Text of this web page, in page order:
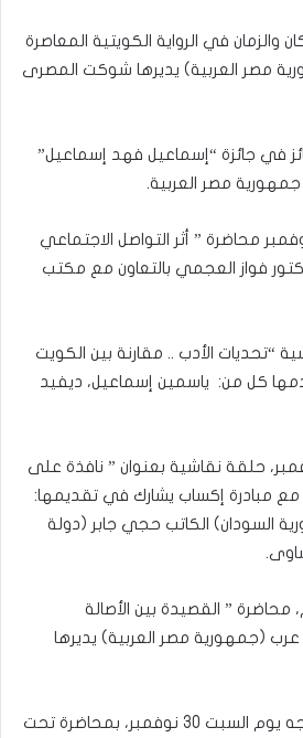
والزمان في الرواية الكويتية المعاصرة
مصر العربية) يديرها شوكت المصرى
في جائزة “إسماعيل فهد إسماعيل”
جمهورية مصر العربية.
يوم الخميس 28 نوفمبر محاضرة ” أثر التواصل الاجتماعي
فواز العجمي بالتعاون مع مكتب
“تحديات الأدب .. مقارنة بين الكويت
كل من: ياسمين إسماعيل، ديفيد
الجمعة 29 نوفمبر، حلقة نقاشية بعنوان ” نافذة على
مع مبادرة إكساب يشارك في تقديمها:
السودان) الكاتب حجي جابر (دولة
” القصيدة بين الأصالة
(جمهورية مصر العربية) يديرها
كما يختتم المعرض برنامجه يوم السبت 30 نوفمبر، بمحاضرة تحت